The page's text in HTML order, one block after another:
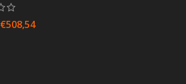
€508,54